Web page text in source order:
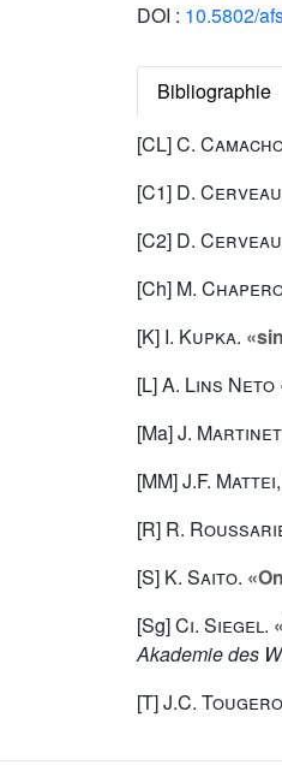
DOI : 10.5802/
Bibliographie
[CL]C.
[C1] D. Cerveau
[C2] D. Cerveau
[Ch] M.
[K] I. Kupka.
[L]A. Lins Neto
[Ma]J. Martinet
[MM]J.F. Mattei,
[R] R.
[S] K. Saito.
[Sg]Ci. Siegel.
Akademie des
[T]J.C.